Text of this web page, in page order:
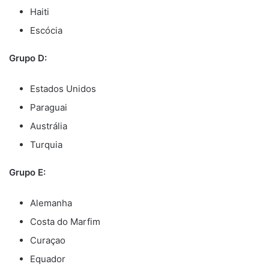
Haiti
Escócia
Grupo D:
Estados Unidos
Paraguai
Austrália
Turquia
Grupo E:
Alemanha
Costa do Marfim
Curaçao
Equador